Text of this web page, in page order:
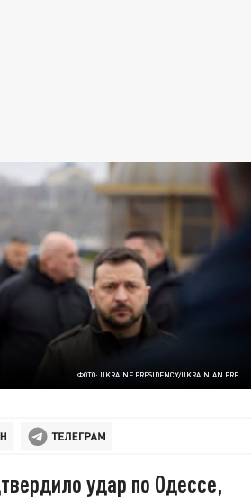
ФОТО: UKRAINE PRESIDENCY/UKRAINIAN PRE
удар по Одессе,